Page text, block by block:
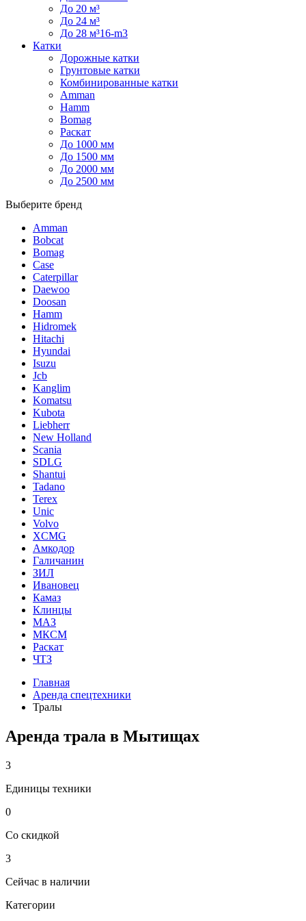
До 20 м³
До 24 м³
До 28 м³16-m3
Катки
Дорожные катки
Грунтовые катки
Комбинированные катки
Amman
Hamm
Bomag
Раскат
До 1000 мм
До 1500 мм
До 2000 мм
До 2500 мм
Выберите бренд
Amman
Bobcat
Bomag
Case
Caterpillar
Daewoo
Doosan
Hamm
Hidromek
Hitachi
Hyundai
Isuzu
Jcb
Kanglim
Komatsu
Kubota
Liebherr
New Holland
Scania
SDLG
Shantui
Tadano
Terex
Unic
Volvo
XCMG
Амкодор
Галичанин
ЗИЛ
Ивановец
Камаз
Клинцы
МАЗ
МКСМ
Раскат
ЧТЗ
Главная
Аренда спецтехники
Тралы
Аренда трала в Мытищах
3
Единицы техники
0
Со скидкой
3
Сейчас в наличии
Категории